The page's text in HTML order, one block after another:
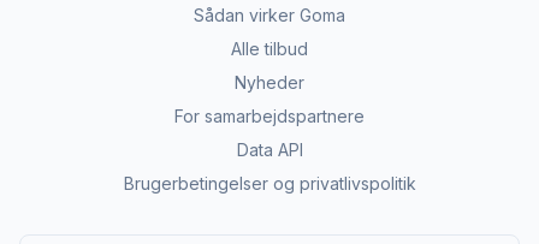
Sådan virker Goma
Alle tilbud
Nyheder
For samarbejdspartnere
Data API
Brugerbetingelser og privatlivspolitik